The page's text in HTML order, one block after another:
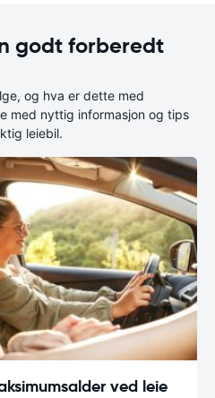
godt forberedt
og hva er dette med
med nyttig informasjon og tips
leiebil.
ved leie